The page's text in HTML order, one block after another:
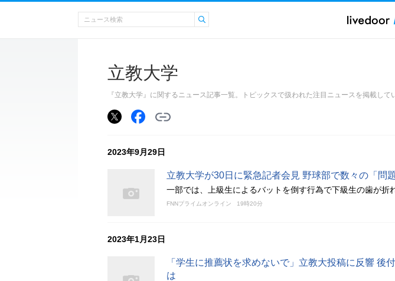
立教大学
『立教大学』に関するニュース記事一覧。トピックスで扱われた注目ニュースを掲載して
2023年9月29日
立教大学が30日に緊急記者会見 野球部で数々の「問題
一部では、上級生によるバットを倒す行為で下級生の歯が折
FNNプライムオンライン 19時20分
2023年1月23日
「学生に推薦状を求めないで」立教大投稿に反響 後
は